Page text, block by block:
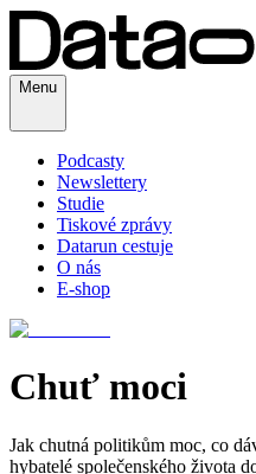
Menu
Podcasty
Newslettery
Studie
Tiskové zprávy
Datarun cestuje
O nás
E-shop
Chuť moci
Jak chutná politikům moc, co
hybatelé společenského života